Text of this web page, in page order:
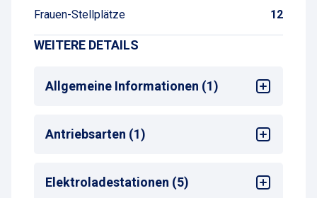
Frauen-Stellplätze 12
WEITERE DETAILS
Allgemeine Informationen (1)
Max. Parkdauer: max. 30 Tage
Antriebsarten (1)
Alle
Elektroladestationen (5)